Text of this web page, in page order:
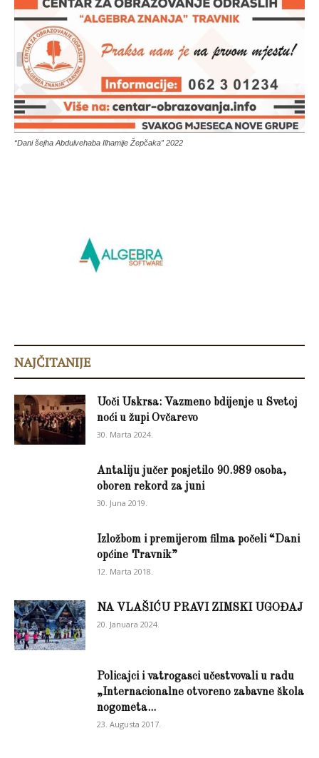
“Dani šejha Abdulvehaba Ilhamije Žepčaka” 2022
NAJČITANIJE
Uoči Uskrsa: Vazmeno bdijenje u Svetoj
noći u župi Ovčarevo
30. Marta 2024.
Antaliju jučer posjetilo 90.989 osoba,
oboren rekord za juni
30. Juna 2019.
Izložbom i premijerom filma počeli “Dani
općine Travnik”
12. Marta 2018.
NA VLAŠIĆU PRAVI ZIMSKI UGOĐAJ
20. Januara 2024.
Policajci i vatrogasci učestvovali u radu
„Internacionalne otvoreno zabavne škola
nogometa...
23. Augusta 2017.